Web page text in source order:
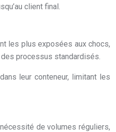
client final.
les plus exposées aux chocs,
processus standardisés.
leur conteneur, limitant les
de volumes réguliers,